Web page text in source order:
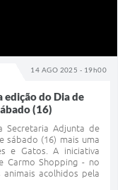
14 AGO 2025 - 19h00
edição do Dia de
(16)
Secretaria Adjunta de
sábado (16) mais uma
e Gatos. A iniciativa
Carmo Shopping - no
acolhidos pela